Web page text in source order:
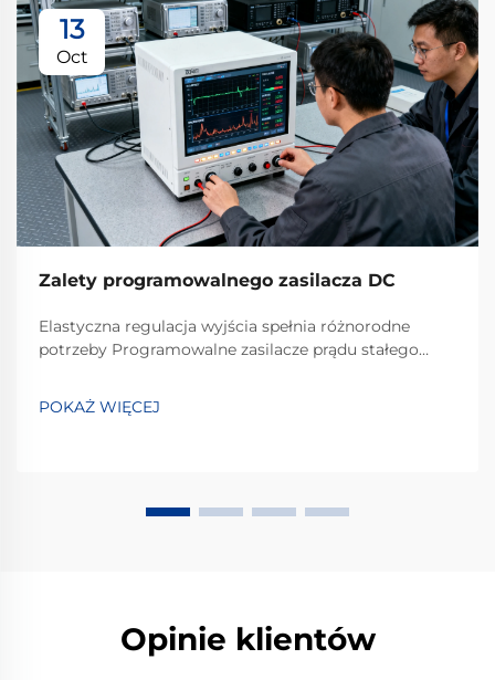
13
Oct
Zalety programowalnego zasilacza DC
Elastyczna regulacja wyjścia spełnia różnorodne
potrzeby Programowalne zasilacze prądu stałego
wyjścia. W przeciwieństwie do tradycyjnych zasilaczy
o stałym wyjściu, które mogą zapewniać tylko
POKAŻ WIĘCEJ
Opinie klientów